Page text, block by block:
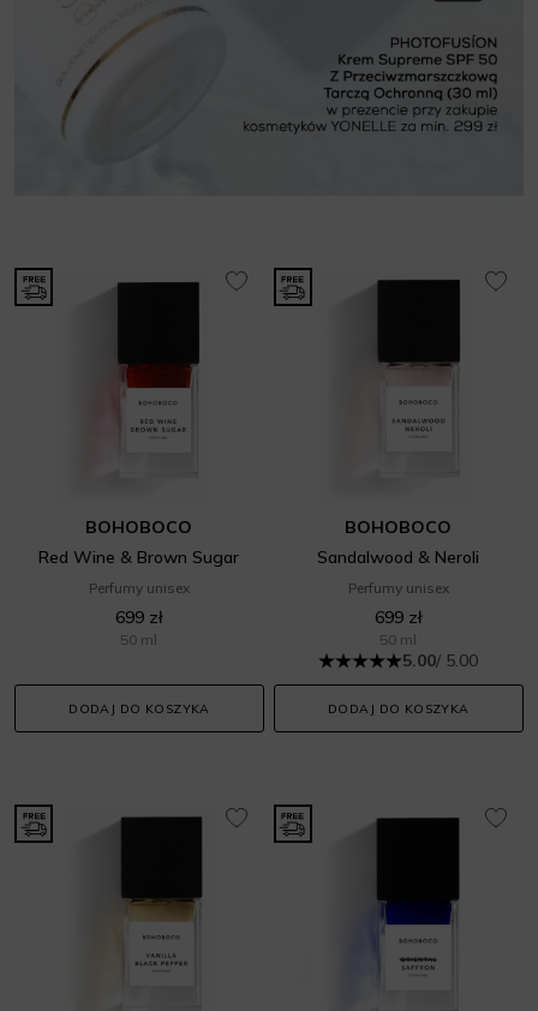
BOHOBOCO
Red Wine & Brown Sugar
Perfumy unisex
699 zł
50 ml
DODAJ DO KOSZYKA
BOHOBOCO
Sandalwood & Neroli
Perfumy unisex
699 zł
50 ml
5.00/ 5.00
DODAJ DO KOSZYKA